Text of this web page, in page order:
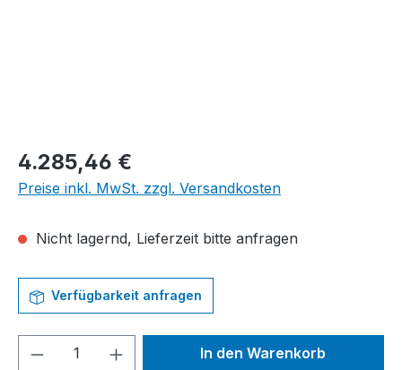
Regulärer Preis:
4.285,46 €
Preise inkl. MwSt. zzgl. Versandkosten
Nicht lagernd, Lieferzeit bitte anfragen
Verfügbarkeit anfragen
Produkt Anzahl: Gib denIn den Warenkorb